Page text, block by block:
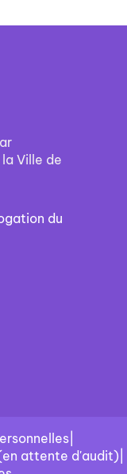
Ville de
|
attente d'audit)